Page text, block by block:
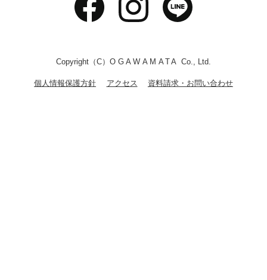
Copyright（C）OGAWAMATA Co., Ltd.
個人情報保護方針 アクセス 資料請求・お問い合わせ